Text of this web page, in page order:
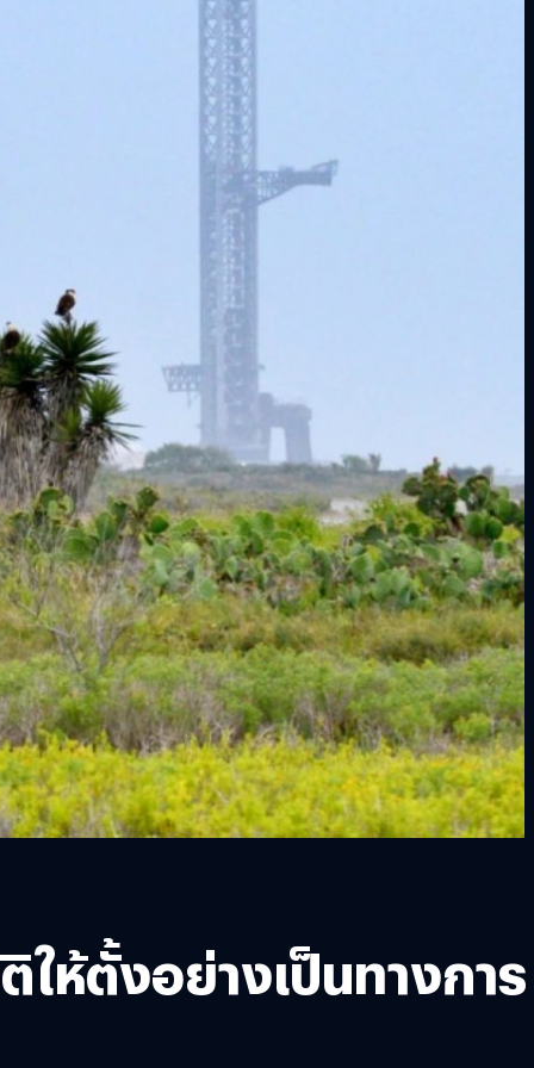
ให้ตั้งอย่างเป็นทางการ